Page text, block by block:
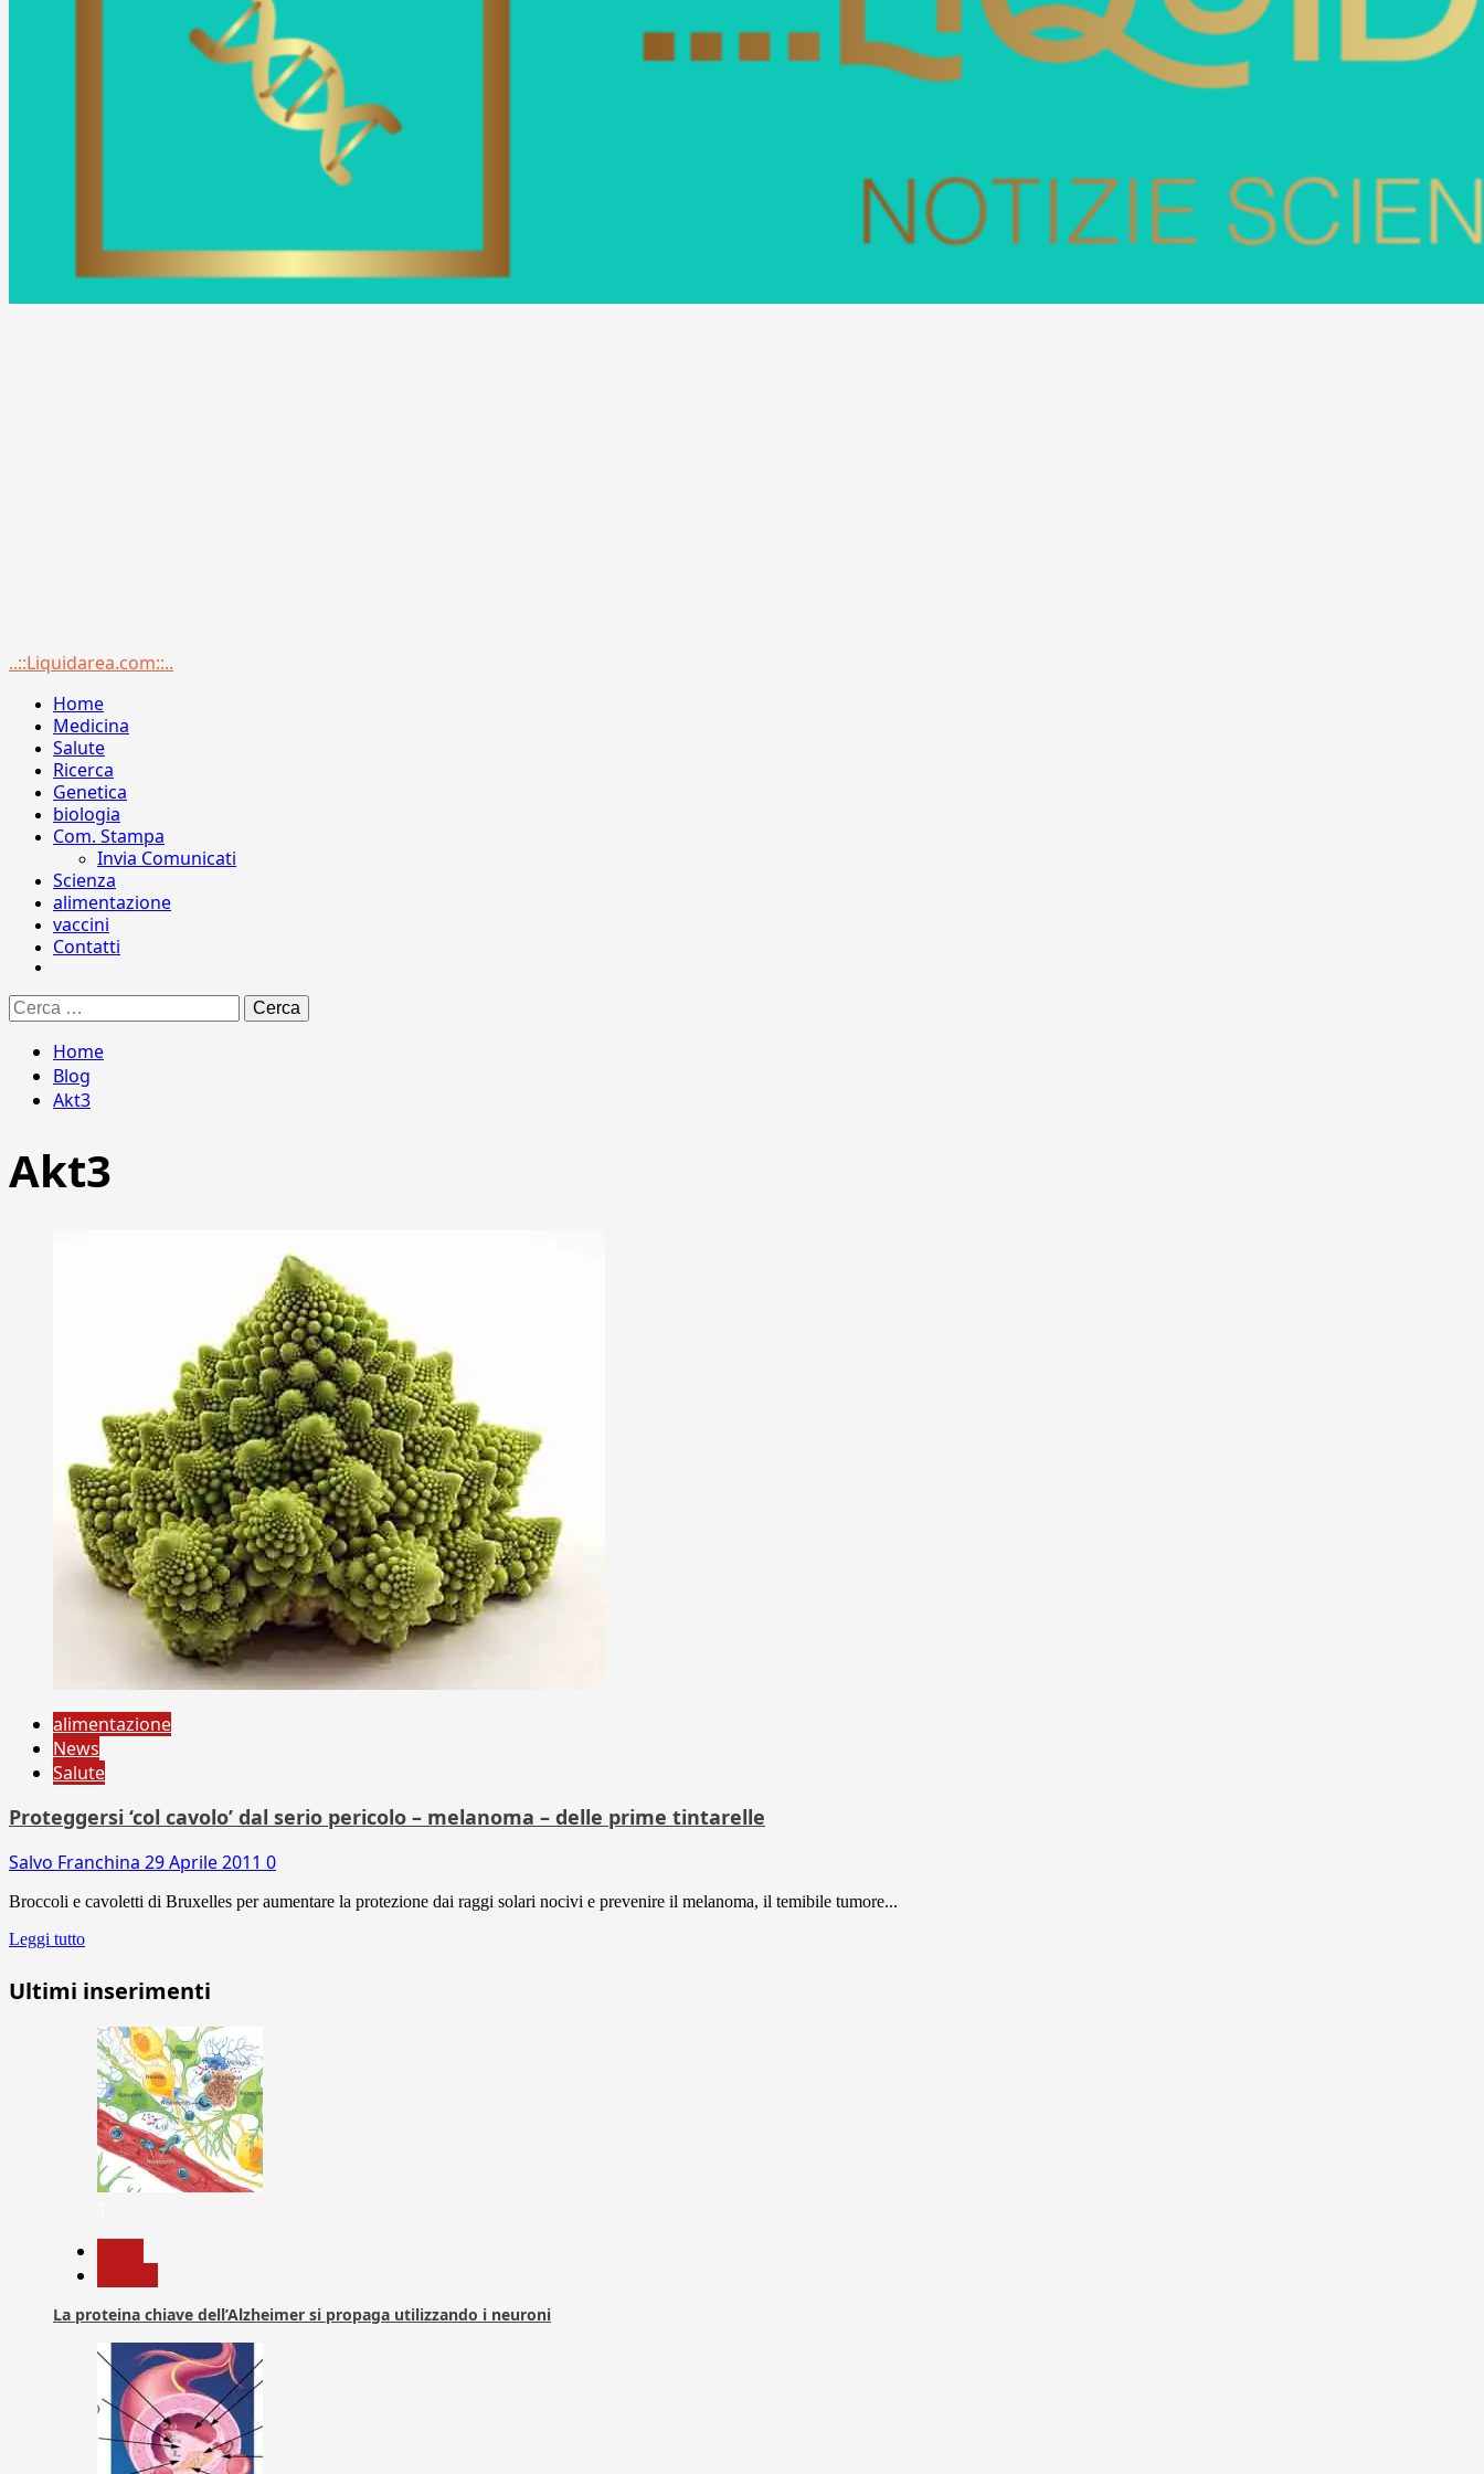
Menu
..::Liquidarea.com::..
Home
Medicina
Salute
Ricerca
Genetica
biologia
Com. Stampa
Invia Comunicati
Scienza
alimentazione
vaccini
Contatti
Ricerca
per:
Home
Blog
Akt3
Akt3
alimentazione
News
Salute
Proteggersi ‘col cavolo’ dal serio pericolo – melanoma – delle prime tintarelle
Salvo Franchina 29 Aprile 2011 0
Broccoli e cavoletti di Bruxelles per aumentare la protezione dai raggi solari nocivi e prevenire il melanoma, il temibile tumore...
Leggi tutto
Ultimi inserimenti
La proteina chiave dell’Alzheimer si propaga utilizzando i neuroni